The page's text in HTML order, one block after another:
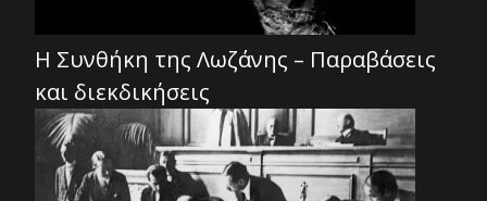
Η Συνθήκη της Λωζάνης – Παραβάσεις
και διεκδικήσεις